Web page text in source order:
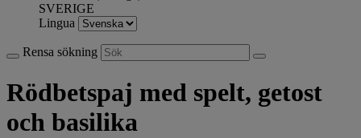
SVERIGE
Lingua
Rensa sökning
Rödbetspaj med spelt, getost
och basilika